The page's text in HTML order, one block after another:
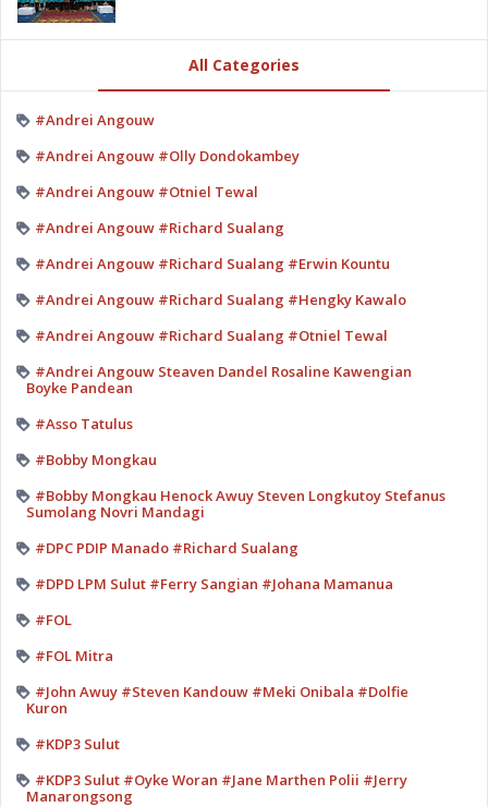
All Categories
#Andrei Angouw
#Andrei Angouw #Olly Dondokambey
#Andrei Angouw #Otniel Tewal
#Andrei Angouw #Richard Sualang
#Andrei Angouw #Richard Sualang #Erwin Kountu
#Andrei Angouw #Richard Sualang #Hengky Kawalo
#Andrei Angouw #Richard Sualang #Otniel Tewal
#Andrei Angouw Steaven Dandel Rosaline Kawengian
Boyke Pandean
#Asso Tatulus
#Bobby Mongkau
#Bobby Mongkau Henock Awuy Steven Longkutoy Stefanus
Sumolang Novri Mandagi
#DPC PDIP Manado #Richard Sualang
#DPD LPM Sulut #Ferry Sangian #Johana Mamanua
#FOL
#FOL Mitra
#John Awuy #Steven Kandouw #Meki Onibala #Dolfie
Kuron
#KDP3 Sulut
#KDP3 Sulut #Oyke Woran #Jane Marthen Polii #Jerry
Manarongsong